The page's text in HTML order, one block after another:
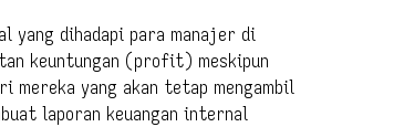
yang dihadapi para manajer di
keuntungan (profit) meskipun
mereka yang akan tetap mengambil
laporan keuangan internal